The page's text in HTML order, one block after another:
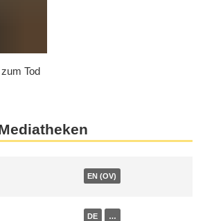
Tod
EN (OV)
DE …